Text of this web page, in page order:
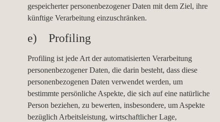
gespeicherter personenbezogener Daten mit dem Ziel, ihre
künftige Verarbeitung einzuschränken.
e) Profiling
Profiling ist jede Art der automatisierten Verarbeitung
personenbezogener Daten, die darin besteht, dass diese
personenbezogenen Daten verwendet werden, um
bestimmte persönliche Aspekte, die sich auf eine natürliche
Person beziehen, zu bewerten, insbesondere, um Aspekte
bezüglich Arbeitsleistung, wirtschaftlicher Lage,